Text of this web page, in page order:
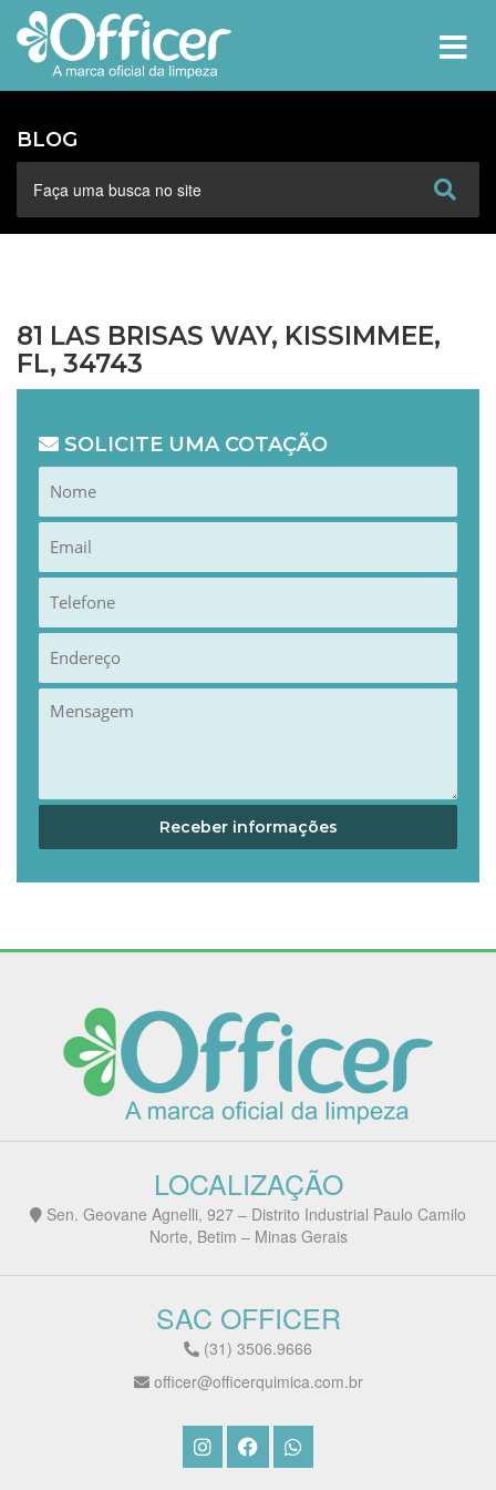
BLOG
81 LAS BRISAS WAY, KISSIMMEE,
FL, 34743
SOLICITE UMA COTAÇÃO
LOCALIZAÇÃO
Sen. Geovane Agnelli, 927 – Distrito Industrial Paulo Camilo
Norte, Betim – Minas Gerais
SAC OFFICER
(31) 3506.9666
officer@officerquimica.com.br